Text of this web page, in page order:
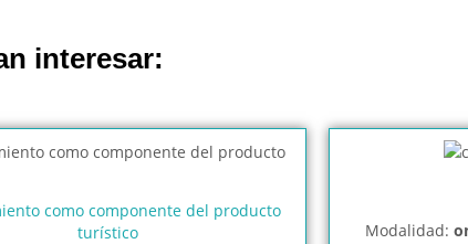
interesar:
como componente del producto
turístico
Modalidad: